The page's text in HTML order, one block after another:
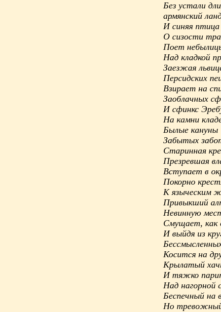
Без устали
армянский
И синяя птица
О сизости
Поет
Над кладкой
Заезжая
Персидских
Взирает на
Заоблачных
И сфинкс
На камни
Былые кануны
Забытых
Старинная
Презревшая
Вступает в
Покорно
К языческим
Привыкший
Невинную
Смущает, как
И выйдя из
Косится на
Крылатый
И тяжко
Над нагорной
Беспечный на
Но